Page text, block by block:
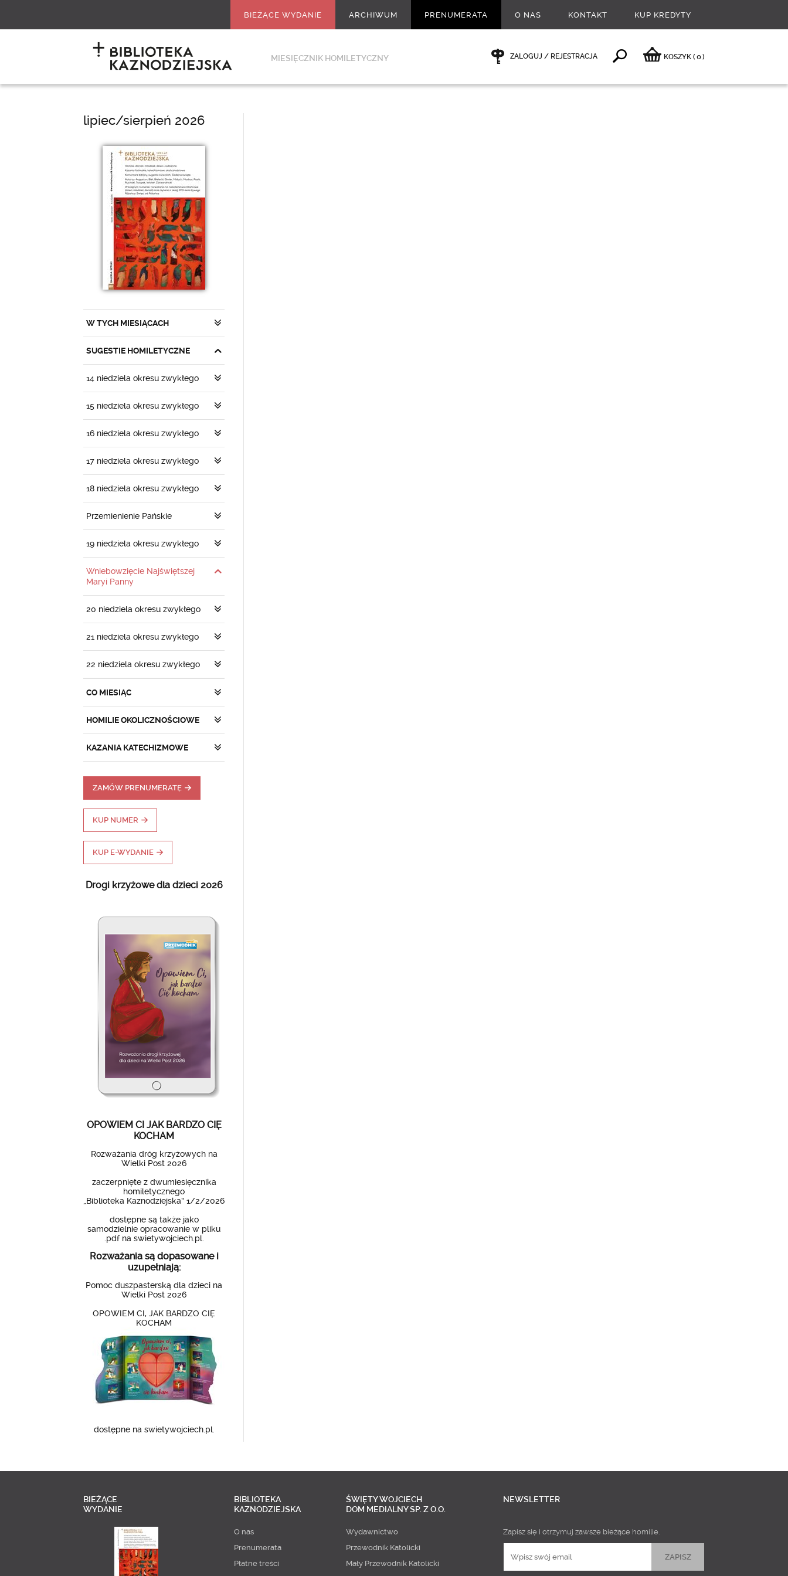
BIEŻĄCE WYDANIE ARCHIWUM PRENUMERATA O NAS KONTAKT KUP KREDYTY
MIESIĘCZNIK HOMILETYCZNY ZALOGUJ / REJESTRACJA KOSZYK ( 0)
lipiec/sierpień 2026
W TYCH MIESIĄCACH
SUGESTIE HOMILETYCZNE
14 niedziela okresu zwykłego
15 niedziela okresu zwykłego
16 niedziela okresu zwykłego
17 niedziela okresu zwykłego
18 niedziela okresu zwykłego
Przemienienie Pańskie
19 niedziela okresu zwykłego
Wniebowzięcie Najświętszej
Maryi Panny
20 niedziela okresu zwykłego
21 niedziela okresu zwykłego
22 niedziela okresu zwykłego
CO MIESIĄC
HOMILIE OKOLICZNOŚCIOWE
KAZANIA KATECHIZMOWE
ZAMÓW PRENUMERATĘ
KUP NUMER
KUP E-WYDANIE
Drogi krzyżowe dla dzieci 2026
OPOWIEM CI JAK BARDZO CIĘ
KOCHAM
Rozważania dróg krzyżowych na
Wielki Post 2026
zaczerpnięte z dwumiesięcznika
homiletycznego
„Biblioteka Kaznodziejska” 1/2/2026
dostępne są także jako
samodzielnie opracowanie w pliku
.pdf na swietywojciech.pl.
Rozważania są dopasowane i
uzupełniają:
Pomoc duszpasterską dla dzieci na
Wielki Post 2026
OPOWIEM CI, JAK BARDZO CIĘ
KOCHAM
dostępne na swietywojciech.pl.
BIEŻĄCE
WYDANIE
BIBLIOTEKA
KAZNODZIEJSKA
O nas
Prenumerata
Płatne treści
ŚWIĘTY WOJCIECH
DOM MEDIALNY SP. Z O.O.
Wydawnictwo
Przewodnik Katolicki
Mały Przewodnik Katolicki
NEWSLETTER
Zapisz się i otrzymuj zawsze bieżące homilie.